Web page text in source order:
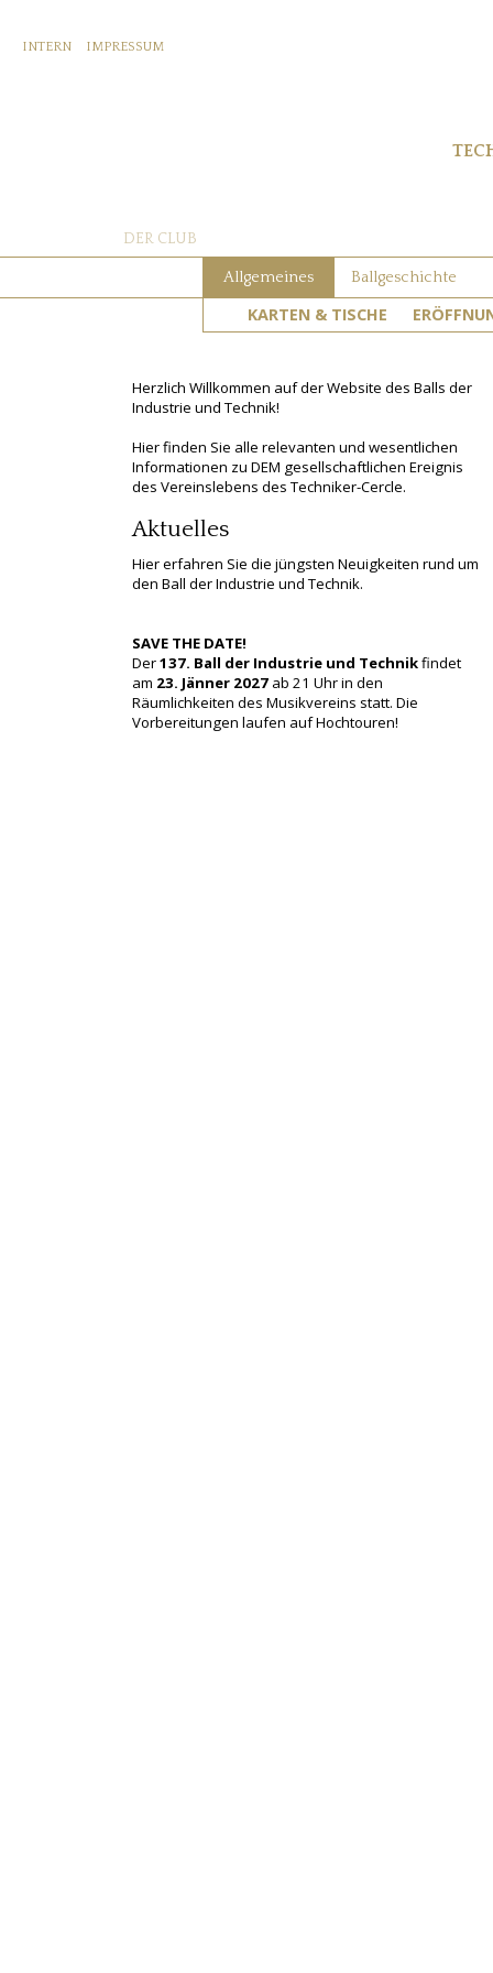
INTERN IMPRESSUM
DER CLUB
Allgemeines
KARTEN & TISCHE
Ballgeschichte
Herzlich Willkommen auf der Website des Balls der
Industrie und Technik!
Hier finden Sie alle relevanten und wesentlichen
Informationen zu DEM gesellschaftlichen Ereignis
des Vereinslebens des Techniker-Cercle.
Aktuelles
Hier erfahren Sie die jüngsten Neuigkeiten rund um
den Ball der Industrie und Technik.
SAVE THE DATE!
Der137. Ball der Industrie und Technikfindet
am 23. Jänner 2027 ab 21 Uhr in den
Räumlichkeiten des Musikvereins statt. Die
Vorbereitungen laufen auf Hochtouren!